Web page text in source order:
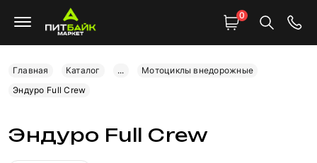
0
Главная Каталог ...
Мотоциклы внедорожные
Эндуро Full Crew
Эндуро Full Crew